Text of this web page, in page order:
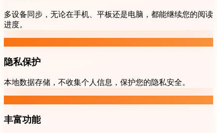
多设备同步，无论在手机、平板还是电脑，都能继续您的阅读
进度。
隐私保护
本地数据存储，不收集个人信息，保护您的隐私安全。
丰富功能